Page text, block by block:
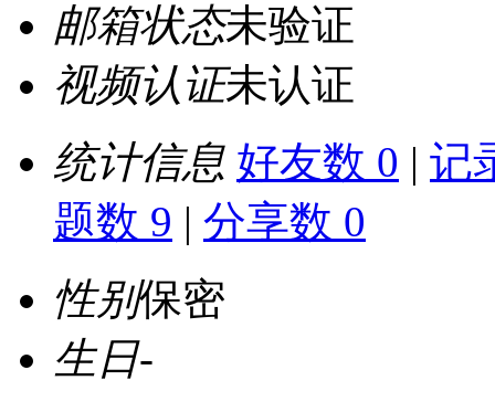
邮箱状态未验证
视频认证未认证
统计信息 好友数 0 | 记
题数 9 | 分享数 0
性别保密
生日-